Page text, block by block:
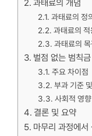
과태료의 개념
과태료의 정
과태료의 적
과태료의 목
벌점 없는 범칙
주요 차이점
부과 기준
사회적 영
결론 및 요약
마무리 과정에서